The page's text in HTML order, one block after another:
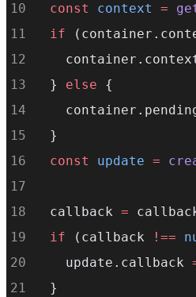
const
context =
if
  }
else {
  }
const
update =
  callback
=
if (callback !==
    update.callback
  }